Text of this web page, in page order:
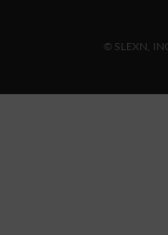
© SLEXN,